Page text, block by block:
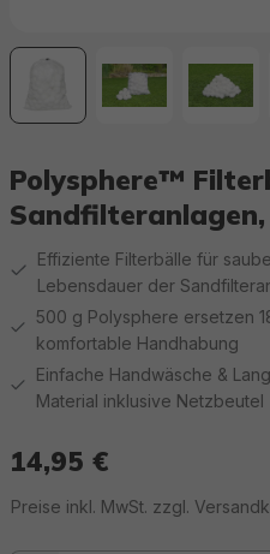
Polysphere™
Effiziente Filterbälle für
Lebensdauer der
500 g Polysphere ersetzen
komfortable Handhabung
Einfache Handwäsche &
Material inklusive Netzbeutel
14,95 €
Preise inkl. MwSt. zzgl.